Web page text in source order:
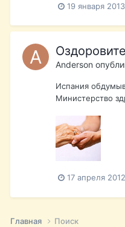
19 января 2013
Anderson
Испания
Министерство
17 апреля 2012
Главная Поиск